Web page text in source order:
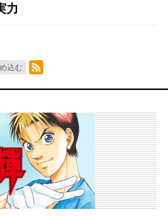
力
込む
RSSフィード